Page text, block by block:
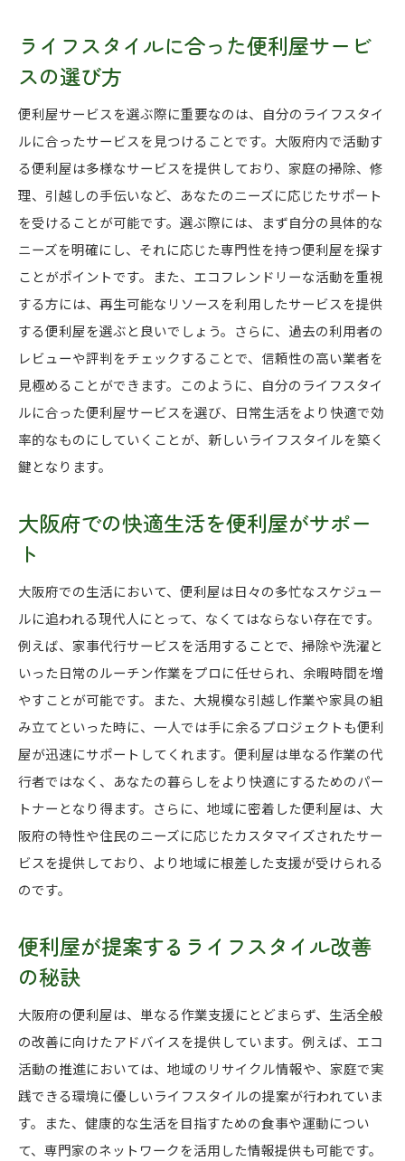
ライフスタイルに合った便利屋サービ
スの選び方
便利屋サービスを選ぶ際に重要なのは、自分のライフスタイ
ルに合ったサービスを見つけることです。大阪府内で活動す
る便利屋は多様なサービスを提供しており、家庭の掃除、修
理、引越しの手伝いなど、あなたのニーズに応じたサポート
を受けることが可能です。選ぶ際には、まず自分の具体的な
ニーズを明確にし、それに応じた専門性を持つ便利屋を探す
ことがポイントです。また、エコフレンドリーな活動を重視
する方には、再生可能なリソースを利用したサービスを提供
する便利屋を選ぶと良いでしょう。さらに、過去の利用者の
レビューや評判をチェックすることで、信頼性の高い業者を
見極めることができます。このように、自分のライフスタイ
ルに合った便利屋サービスを選び、日常生活をより快適で効
率的なものにしていくことが、新しいライフスタイルを築く
鍵となります。
大阪府での快適生活を便利屋がサポー
ト
大阪府での生活において、便利屋は日々の多忙なスケジュー
ルに追われる現代人にとって、なくてはならない存在です。
例えば、家事代行サービスを活用することで、掃除や洗濯と
いった日常のルーチン作業をプロに任せられ、余暇時間を増
やすことが可能です。また、大規模な引越し作業や家具の組
み立てといった時に、一人では手に余るプロジェクトも便利
屋が迅速にサポートしてくれます。便利屋は単なる作業の代
行者ではなく、あなたの暮らしをより快適にするためのパー
トナーとなり得ます。さらに、地域に密着した便利屋は、大
阪府の特性や住民のニーズに応じたカスタマイズされたサー
ビスを提供しており、より地域に根差した支援が受けられる
のです。
便利屋が提案するライフスタイル改善
の秘訣
大阪府の便利屋は、単なる作業支援にとどまらず、生活全般
の改善に向けたアドバイスを提供しています。例えば、エコ
活動の推進においては、地域のリサイクル情報や、家庭で実
践できる環境に優しいライフスタイルの提案が行われていま
す。また、健康的な生活を目指すための食事や運動につい
て、専門家のネットワークを活用した情報提供も可能です。